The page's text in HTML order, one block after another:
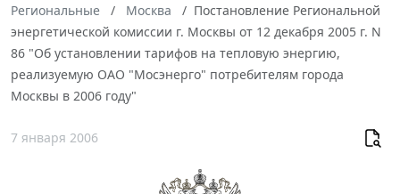
Региональные
Москва
Постановление Региональной
энергетической комиссии г. Москвы от 12 декабря 2005 г. N
86 "Об установлении тарифов на тепловую энергию,
реализуемую ОАО "Мосэнерго" потребителям города
Москвы в 2006 году"
7 января 2006